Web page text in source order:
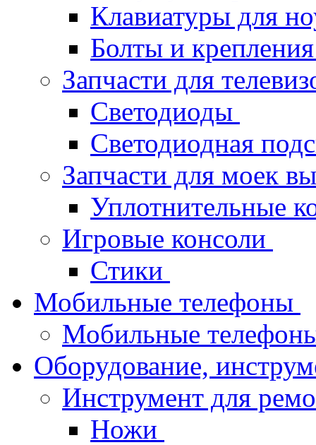
Клавиатуры для
Болты и
Запчасти для
Светодиоды
Светодиодная
Запчасти для моек
Уплотнительные
Игровые консоли
Стики
Мобильные телефоны
Мобильные
Оборудование,
Инструмент для
Ножи